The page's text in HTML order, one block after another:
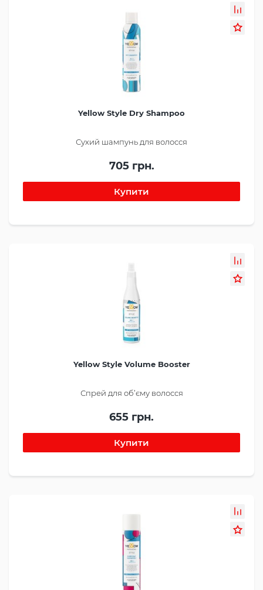
Yellow Style Dry Shampoo
Сухий шампунь для волосся
705 грн.
Yellow Style Volume Booster
Спрей для об’єму волосся
655 грн.